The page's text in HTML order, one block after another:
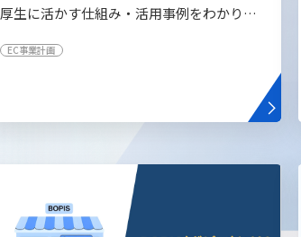
厚生に活かす仕組み・活用事例をわかりや
EC事業計画